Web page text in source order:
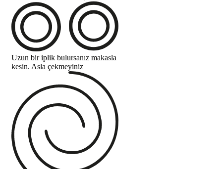
Uzun bir iplik bulursanız makasla
kesin. Asla çekmeyiniz